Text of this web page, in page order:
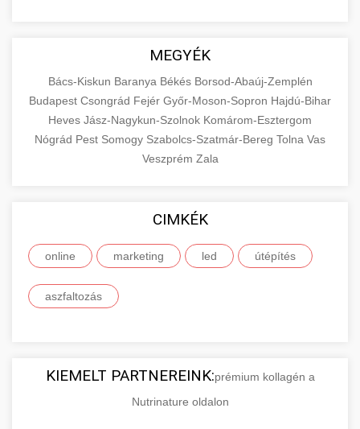
MEGYÉK
Bács-Kiskun Baranya Békés Borsod-Abaúj-Zemplén
Budapest Csongrád Fejér Győr-Moson-Sopron Hajdú-Bihar
Heves Jász-Nagykun-Szolnok Komárom-Esztergom
Nógrád Pest Somogy Szabolcs-Szatmár-Bereg Tolna Vas
Veszprém Zala
CIMKÉK
online marketing led útépítés
aszfaltozás
KIEMELT PARTNEREINK:prémium kollagén a
Nutrinature oldalon